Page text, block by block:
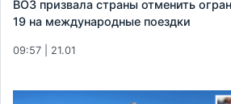
ВОЗ призвала страны отменить
19 на международные поездки
09:57 | 21.01